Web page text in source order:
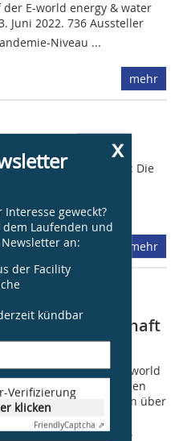
x
geweckt?
Laufenden und
an:
der Facility
kündbar
Verifizierung
klicken
FriendlyCaptcha ⇗
der E-world energy & water
Juni 2022. 736 Aussteller 
Niveau ...
mehr
und beste Stimmung: Die
Position als Europas
erneute unter Beweis
980...
mehr
Energiewirtschaft
Jubiläum fand die E-world
2026 in der Messe Essen
kamen über
und
zur Messe. Insgesamt...